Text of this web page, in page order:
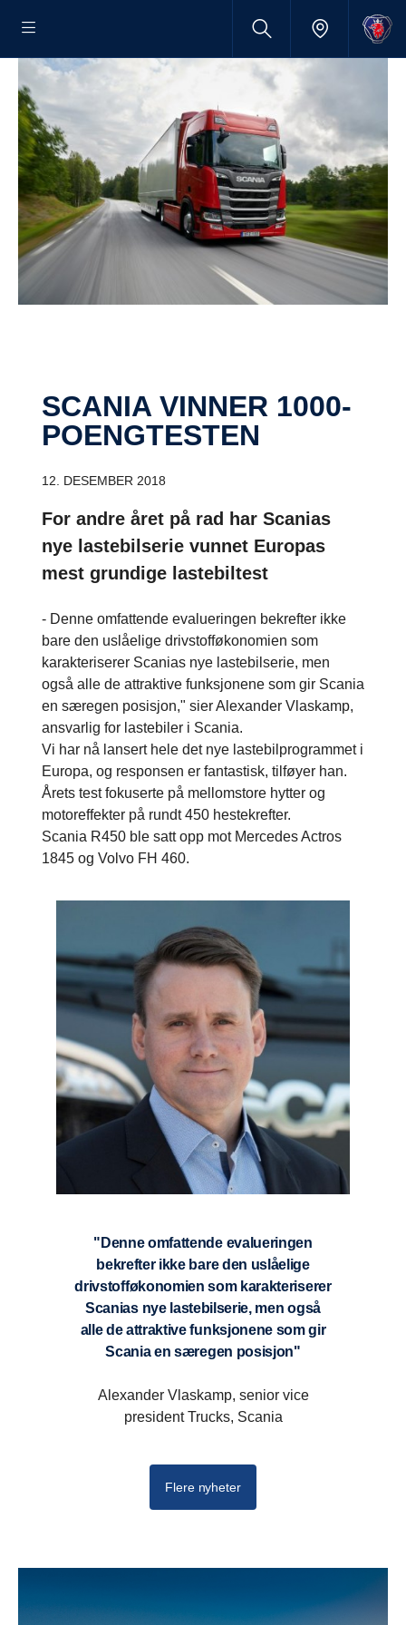
SCANIA VINNER 1000-
POENGTESTEN
12. DESEMBER 2018
For andre året på rad har Scanias
nye lastebilserie vunnet Europas
mest grundige lastebiltest
- Denne omfattende evalueringen bekrefter ikke
bare den uslåelige drivstofføkonomien som
karakteriserer Scanias nye lastebilserie, men
også alle de attraktive funksjonene som gir Scania
en særegen posisjon," sier Alexander Vlaskamp,
ansvarlig for lastebiler i Scania.
Vi har nå lansert hele det nye lastebilprogrammet i
Europa, og responsen er fantastisk, tilføyer han.
Årets test fokuserte på mellomstore hytter og
motoreffekter på rundt 450 hestekrefter.
Scania R450 ble satt opp mot Mercedes Actros
1845 og Volvo FH 460.
"Denne omfattende evalueringen
bekrefter ikke bare den uslåelige
drivstofføkonomien som karakteriserer
Scanias nye lastebilserie, men også
alle de attraktive funksjonene som gir
Scania en særegen posisjon"
Alexander Vlaskamp, senior vice
president Trucks, Scania
Flere nyheter